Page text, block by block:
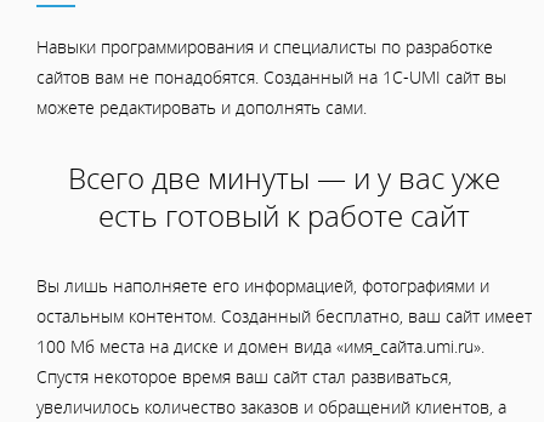
Навыки программирования и специалисты по разработке
сайтов вам не понадобятся. Созданный на 1C-UMI сайт вы
можете редактировать и дополнять сами.
Всего две минуты — и у вас уже
есть готовый к работе сайт
Вы лишь наполняете его информацией, фотографиями и
остальным контентом. Созданный бесплатно, ваш сайт имеет
100 Мб места на диске и домен вида «имя_сайта.umi.ru».
Спустя некоторое время ваш сайт стал развиваться,
увеличилось количество заказов и обращений клиентов, а